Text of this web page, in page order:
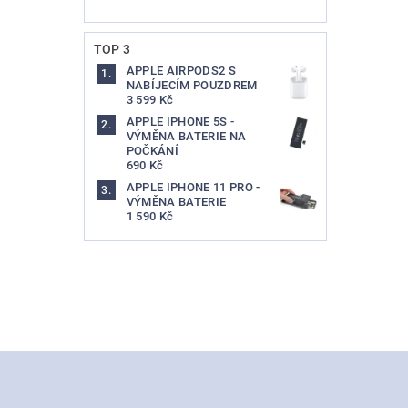
TOP 3
APPLE AIRPODS2 S
NABÍJECÍM POUZDREM
3 599 Kč
APPLE IPHONE 5S -
VÝMĚNA BATERIE NA
POČKÁNÍ
690 Kč
APPLE IPHONE 11 PRO -
VÝMĚNA BATERIE
1 590 Kč